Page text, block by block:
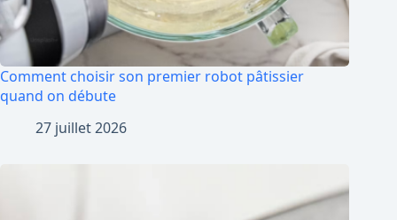
Comment choisir son premier robot pâtissier
quand on débute
27 juillet 2026